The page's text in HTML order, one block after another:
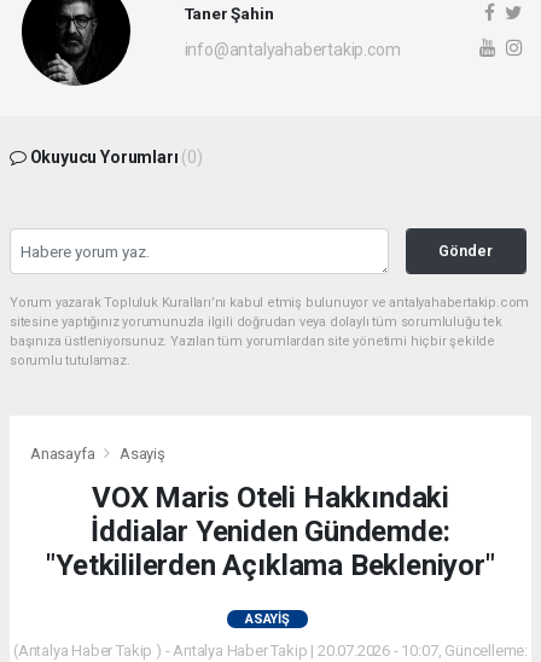
Taner Şahin
info@antalyahabertakip.com
Okuyucu Yorumları (0)
Gönder
Yorum yazarak Topluluk Kuralları’nı kabul etmiş bulunuyor ve antalyahabertakip.com
sitesine yaptığınız yorumunuzla ilgili doğrudan veya dolaylı tüm sorumluluğu tek
başınıza üstleniyorsunuz. Yazılan tüm yorumlardan site yönetimi hiçbir şekilde
sorumlu tutulamaz.
Anasayfa Asayiş
VOX Maris Oteli Hakkındaki
İddialar Yeniden Gündemde:
"Yetkililerden Açıklama Bekleniyor"
ASAYIŞ
(Antalya Haber Takip ) - Antalya Haber Takip | 20.07.2026 - 10:07, Güncelleme: